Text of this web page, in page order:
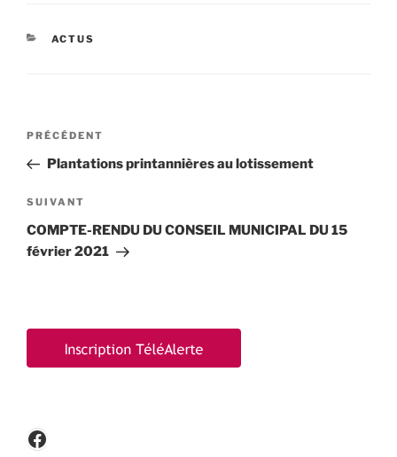
CATÉGORIES
ACTUS
Navigation
l’article
Article
précédent
PRÉCÉDENT
Plantations printannières au lotissement
Article
suivant
SUIVANT
COMPTE-RENDU DU CONSEIL MUNICIPAL DU 15
février 2021
Facebook